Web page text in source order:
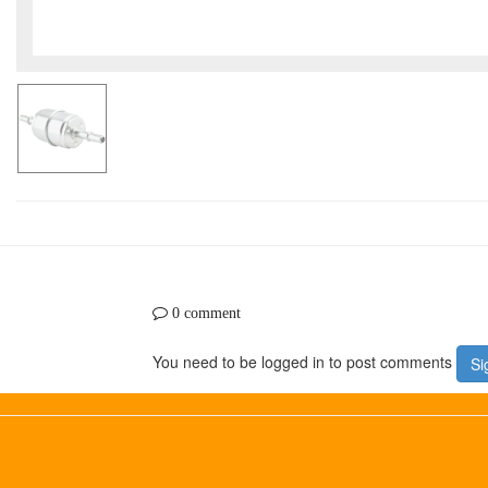
0 comment
You need to be logged in to post comments